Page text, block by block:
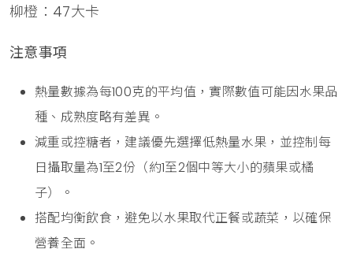
柳橙：47大卡
注意事項
熱量數據為每100克的平均值，實際數值可能因水果品
種、成熟度略有差異。
減重或控糖者，建議優先選擇低熱量水果，並控制每
日攝取量為1至2份（約1至2個中等大小的蘋果或橘
子）。
搭配均衡飲食，避免以水果取代正餐或蔬菜，以確保
營養全面。